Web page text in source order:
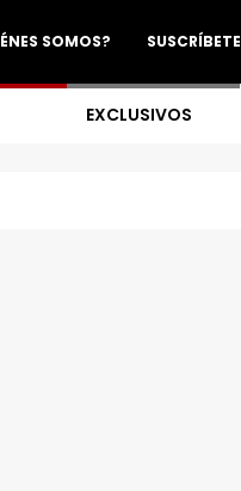
SUSCRÍBETE
SOMOS?
EXCLUSIVOS